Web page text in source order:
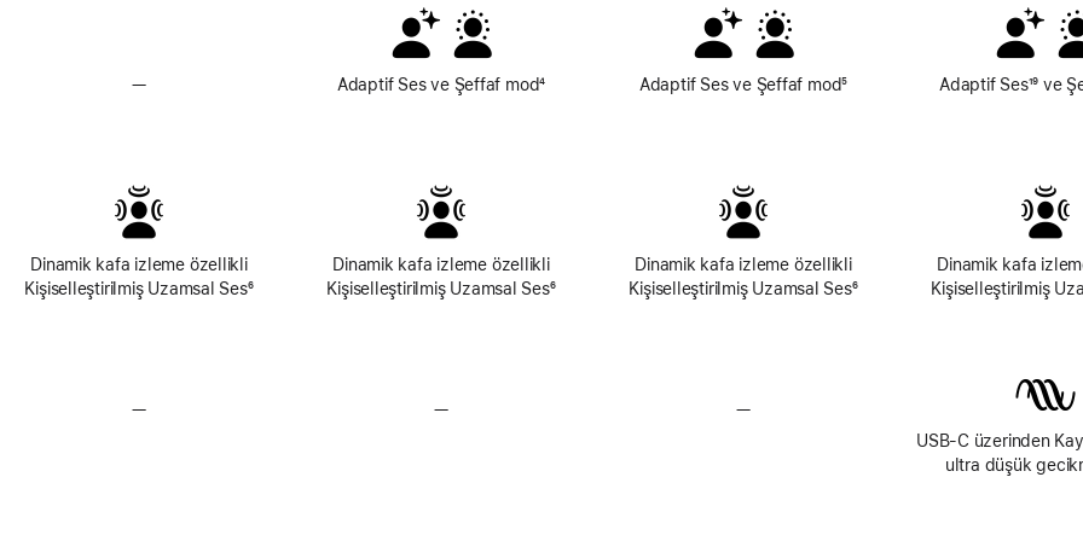
—Adaptif Ses ve
Dinamik kafa izleme özellikli
Kişiselleştirilmiş Uzamsal SesDipnot
⁶
—Kayıpsız Ses Özelliği Yok
Adaptif Ses ve Şeffaf modDipnot
⁴
Dinamik kafa izleme özellikli
Kişiselleştirilmiş Uzamsal SesDipnot
⁶
—Kayıpsız Ses Özelliği Yok
Adaptif Ses ve Şeffaf modDipnot
⁵
Dinamik kafa izleme özellikli
Kişiselleştirilmiş Uzamsal SesDipnot
⁶
—Kayıpsız Ses Özelliği Yok
Adaptif SesDipnot
¹⁹ ve
Dinamik kafa
Kişiselleştirilmiş
USB-C üzerinden
ultra düşük